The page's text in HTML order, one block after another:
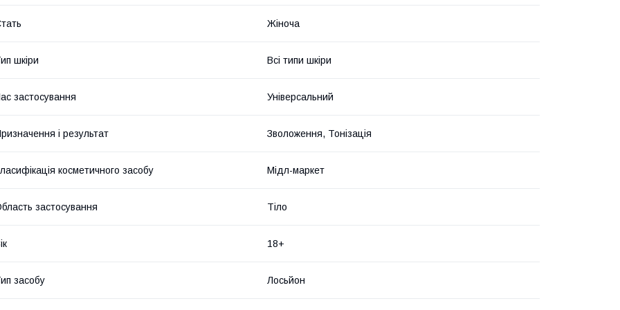
Жіноча
шкіри Всі типи шкіри
застосування Універсальний
і результат Зволоження, Тонізація
косметичного засобу Мідл-маркет
застосування Тіло
18+
засобу Лосьйон